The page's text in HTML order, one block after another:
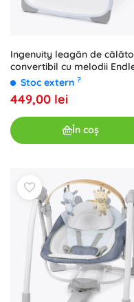
Ingenuity leagăn de
convertibil cu melodii
Blooms, 0m+, până la 9 kg
Stoc extern ?
449,00 lei
În coș